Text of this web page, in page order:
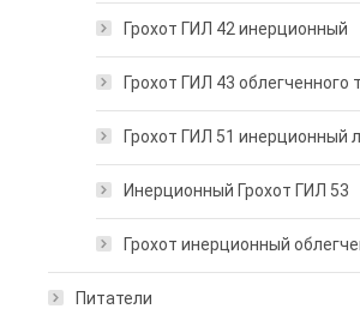
Грохот ГИЛ 42 инерционный
Грохот ГИЛ 43 облегченного
Грохот ГИЛ 51 инерционный
Инерционный Грохот ГИЛ 53
Грохот инерционный
Питатели